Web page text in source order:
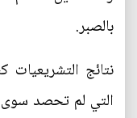
بالصبر.
نتائج
التي لم تحصد سوى